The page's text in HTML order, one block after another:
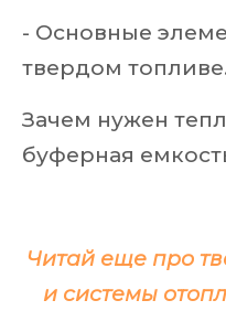
- Основные
твердом
Зачем нужен
буферная
Читай еще про
и системы